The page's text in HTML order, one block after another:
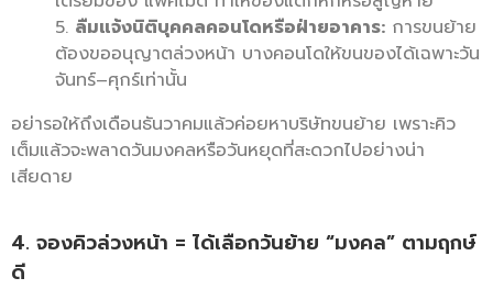
ลืมแจ้งนิติบุคคลคอนโดหรือฝ่ายอาคาร: การขนย้าย
ต้องขออนุญาตล่วงหน้า บางคอนโดให้ขนของได้เฉพาะวัน
จันทร์–ศุกร์เท่านั้น
อย่ารอให้ถึงเดือนธันวาคมแล้วค่อยหาบริษัทขนย้าย เพราะคิว
เต็มแล้วจะพลาดวันมงคลหรือวันหยุดที่สะดวกไปอย่างน่า
เสียดาย
4. จองคิวล่วงหน้า = ได้เลือกวันย้าย “มงคล” ตามฤกษ์
ดี